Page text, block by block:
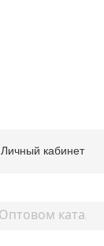
Личный кабинет